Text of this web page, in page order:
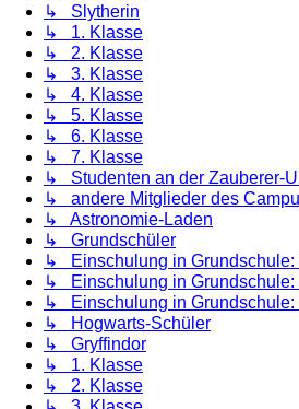
↳ Slytherin
↳ 1. Klasse
↳ 2. Klasse
↳ 3. Klasse
↳ 4. Klasse
↳ 5. Klasse
↳ 6. Klasse
↳ 7. Klasse
↳ Studenten an der Zauberer-
↳ andere Mitglieder des
↳ Astronomie-Laden
↳ Grundschüler
↳ Einschulung in Grundschule:
↳ Einschulung in Grundschule:
↳ Einschulung in Grundschule:
↳ Hogwarts-Schüler
↳ Gryffindor
↳ 1. Klasse
↳ 2. Klasse